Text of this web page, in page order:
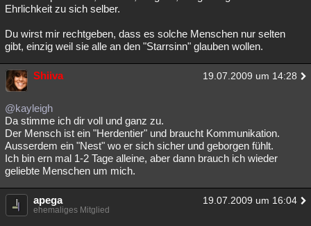
Ehrlichkeit zu sich selber.
Du wirst mir rechtgeben, dass es solche Menschen nur selten
gibt, einzig weil sie alle an den "Starrsinn" glauben wollen.
Shiiva 19.07.2009 um 14:28
@kayleigh
Da stimme ich dir voll und ganz zu.
Der Mensch ist ein "Herdentier" und braucht Kommunikation.
Ausserdem ein "Nest" wo er sich sicher und geborgen fühlt.
Ich bin ern mal 1-2 Tage alleine, aber dann brauch ich wieder
geliebte Menschen um mich.
apega 19.07.2009 um 16:04
ehemaliges Mitglied